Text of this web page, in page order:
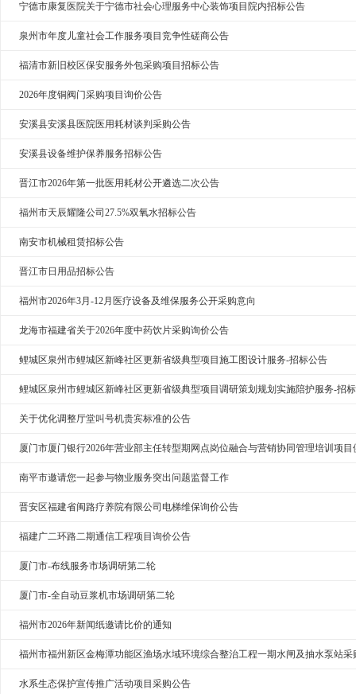
宁德市康复医院关于宁德市社会心理服务中心装饰项目院内招标公告
泉州市年度儿童社会工作服务项目竞争性磋商公告
福清市新旧校区保安服务外包采购项目招标公告
2026年度铜阀门采购项目询价公告
安溪县安溪县医院医用耗材谈判采购公告
安溪县设备维护保养服务招标公告
晋江市2026年第一批医用耗材公开遴选二次公告
福州市天辰耀隆公司27.5%双氧水招标公告
南安市机械租赁招标公告
晋江市日用品招标公告
福州市2026年3月-12月医疗设备及维保服务公开采购意向
龙海市福建省关于2026年度中药饮片采购询价公告
鲤城区泉州市鲤城区新峰社区更新省级典型项目施工图设计服务-招标公告
鲤城区泉州市鲤城区新峰社区更新省级典型项目调研策划规划实施陪护服务-招
关于优化调整厅堂叫号机贵宾标准的公告
厦门市厦门银行2026年营业部主任转型期网点岗位融合与营销协同管理培训项
南平市邀请您一起参与物业服务突出问题监督工作
晋安区福建省闽路疗养院有限公司电梯维保询价公告
福建广二环路二期通信工程项目询价公告
厦门市-布线服务市场调研第二轮
厦门市-全自动豆浆机市场调研第二轮
福州市2026年新闻纸邀请比价的通知
福州市福州新区金梅潭功能区渔场水域环境综合整治工程一期水闸及抽水泵站采
水系生态保护宣传推广活动项目采购公告